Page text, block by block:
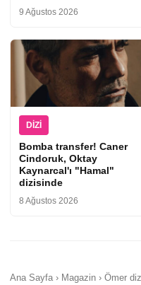
9 Ağustos 2026
DIZI
Bomba transfer! Caner
Cindoruk, Oktay
Kaynarcal'ı "Hamal"
dizisinde
8 Ağustos 2026
Ana Sayfa › Magazin › Ömer